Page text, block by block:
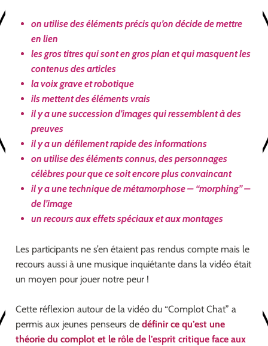
on utilise des éléments précis qu’on décide de mettre
en lien
les gros titres qui sont en gros plan et qui masquent les
contenus des articles
la voix grave et robotique
ils mettent des éléments vrais
il y a une succession d’images qui ressemblent à des
preuves
il y a un défilement rapide des informations
on utilise des éléments connus, des personnages
célèbres pour que ce soit encore plus convaincant
il y a une technique de métamorphose – “morphing” –
de l’image
un recours aux effets spéciaux et aux montages
Les participants ne s’en étaient pas rendus compte mais le
recours aussi à une musique inquiétante dans la vidéo était
un moyen pour jouer notre peur !
Cette réflexion autour de la vidéo du “Complot Chat” a
permis aux jeunes penseurs dedéfinir ce qu’est une
théorie du complot et le rôle de l’esprit critique face aux